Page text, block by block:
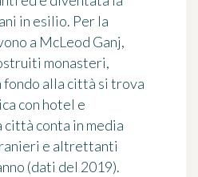
in esilio. Per la
a McLeod Ganj,
monasteri,
fondo alla città si trova
con hotel e
conta in media
e altrettanti
(dati del 2019).